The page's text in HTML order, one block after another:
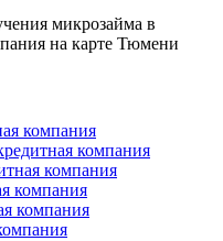
микрозайма в
на карте Тюмени
компания
компания
компания
компания
компания